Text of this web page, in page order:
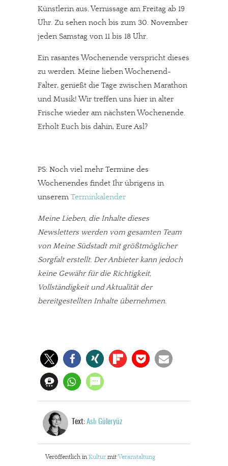
Künstlerin aus. Vernissage am Freitag ab 19
Uhr. Zu sehen noch bis zum 30. November
jeden Samstag von 11 bis 18 Uhr.
Ein rasantes Wochenende verspricht dieses
zu werden. Meine lieben Wochenend-
Falter, genießt die Tage zwischen Marathon
und Musik! Wir treffen uns hier in alter
Frische wieder am nächsten Wochenende.
Erholt Euch bis dahin, Eure Asl?
PS: Noch viel mehr Termine des
Wochenendes findet Ihr übrigens in
unserem Terminkalender
Meine Lieben, die Inhalte dieses
Newsletters werden vom gesamten Team
von Meine Südstadt mit größtmöglicher
Sorgfalt erstellt. Der Anbieter kann jedoch
keine Gewähr für die Richtigkeit,
Vollständigkeit und Aktualität der
bereitgestellten Inhalte übernehmen.
Text: Aslı Güleryüz
Veröffentlich in Kultur mit Veranstaltung